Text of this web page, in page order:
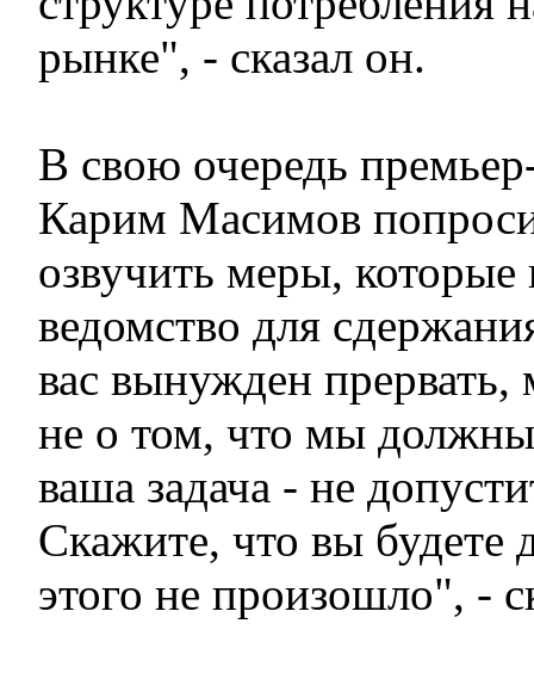
рынке", - сказал он.
В свою очередь
Карим Масимов
озвучить меры, которые
ведомство для
вас вынужден
не о том, что мы должны
ваша задача - не
Скажите, что вы будете
этого не произошло", -